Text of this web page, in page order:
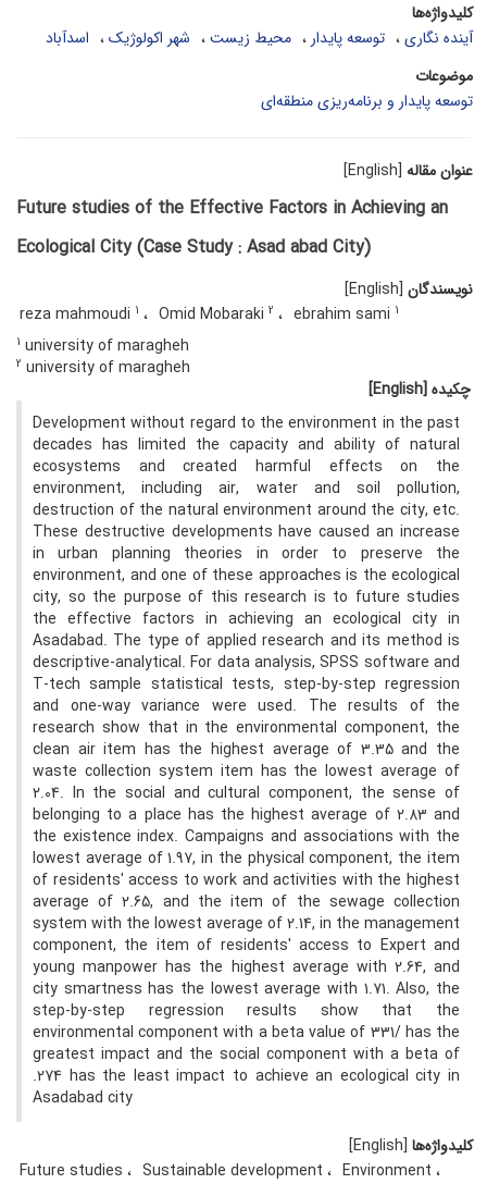
کلیدواژه‌ها
آینده نگاری
توسعه پایدار محیط زیست شهر اکولوژیک
اسدآباد
موضوعات
توسعه پایدار و برنامه‌ریزی منطقه‌ای
عنوان مقاله [English]
Future studies of the Effective Factors in Achieving an
Ecological City (Case Study : Asad abad City)
نویسندگان [English]
reza mahmoudi 1 Omid Mobaraki 2 ebrahim sami 1
1 university of maragheh
2 university of maragheh
چکیده [English]
Development without regard to the environment in the past
decades has limited the capacity and ability of natural
ecosystems and created harmful effects on the
environment, including air, water and soil pollution,
destruction of the natural environment around the city, etc.
These destructive developments have caused an increase
in urban planning theories in order to preserve the
environment, and one of these approaches is the ecological
city, so the purpose of this research is to future studies
the effective factors in achieving an ecological city in
Asadabad. The type of applied research and its method is
descriptive-analytical. For data analysis, SPSS software and
T-tech sample statistical tests, step-by-step regression
and one-way variance were used. The results of the
research show that in the environmental component, the
clean air item has the highest average of 3.35 and the
waste collection system item has the lowest average of
2.04. In the social and cultural component, the sense of
belonging to a place has the highest average of 2.83 and
the existence index. Campaigns and associations with the
lowest average of 1.97, in the physical component, the item
of residents' access to work and activities with the highest
average of 2.65, and the item of the sewage collection
system with the lowest average of 2.14, in the management
component, the item of residents' access to Expert and
young manpower has the highest average with 2.64, and
city smartness has the lowest average with 1.71. Also, the
step-by-step regression results show that the
environmental component with a beta value of 331/ has the
greatest impact and the social component with a beta of
.274 has the least impact to achieve an ecological city in
Asadabad city
کلیدواژه‌ها [English]
Future studies
Sustainable development
Environment